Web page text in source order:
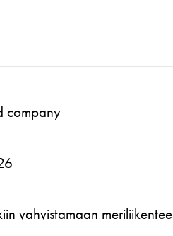
company
vahvistamaan